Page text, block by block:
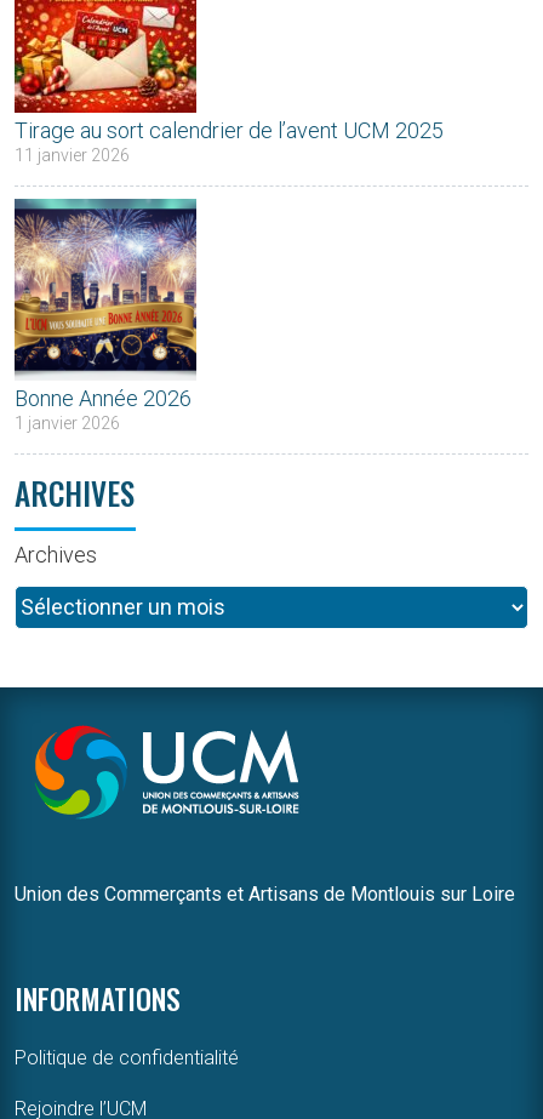
Tirage au sort calendrier de l’avent UCM 2025
11 janvier 2026
Bonne Année 2026
1 janvier 2026
ARCHIVES
Archives
Union des Commerçants et Artisans de Montlouis sur Loire
INFORMATIONS
Politique de confidentialité
Rejoindre l’UCM